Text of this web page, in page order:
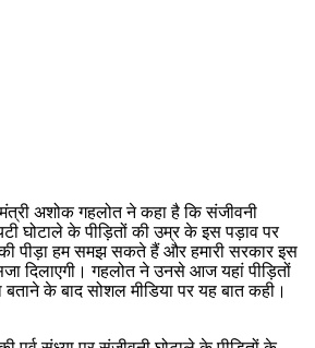
अशोक गहलोत ने कहा है कि संजीवनी
घोटाले के पीड़ितों की उम्र के इस पड़ाव पर
पीड़ा हम समझ सकते हैं और हमारी सरकार इस
दिलाएगी। गहलोत ने उनसे आज यहां पीड़ितों
के बाद सोशल मीडिया पर यह बात कही।